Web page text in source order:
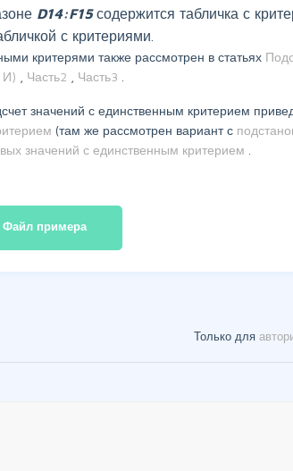
D14:F15содержится табличка с
с критериями.
критерями также рассмотрен в статьях
И)
Часть2 Часть3
значений с единственным критерием
(там же рассмотрен вариант с
значений с единственным критерием
Файл примера
Только для